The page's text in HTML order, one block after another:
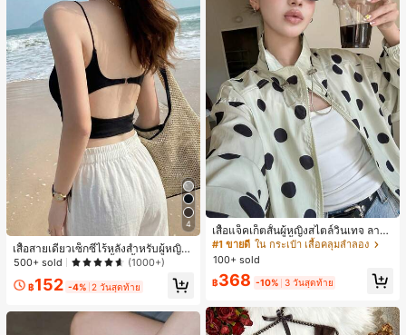
4
เสื้อสายเดี่ยวเซ็กซี่ไร้หลังสำหรับผู้หญิง
พร้อมบราแบบมีฟองน้ำ, เสื้อกล้ามแขน
500+ sold (1000+)
฿152 -4% 2 วันสุดท้าย
เสื้อแจ็คเก็ตสั้นผู้หญิงสไตล์วินเทจ ลายจุ
ดขนาดใหญ่ คอตั้ง เอวเข้ารูป แขนพอง
ทรงหลวม แฟชั่นอเนกประสงค์ สำหรับใ
#1 ขายดี
ใน กระเป๋า เสื้อคลุมลำลอง
ลูกค้ากลับมาซื้อซ้ำ!
#1 ขายดี ใน กระเป๋า เสื้อคลุมลำลอง
ลูกค้ากลับมาซื้อซ้ำ!
#1 ขายดี ใน กระเป๋า เสื้อคลุมลำลอง
ลูกค้ากลับมาซื้อซ้ำ!
#1 ขายดี
ใน กระเป๋า เสื้อคลุมลำลอง
100+ sold
฿368 -10% 3 วันสุดท้าย